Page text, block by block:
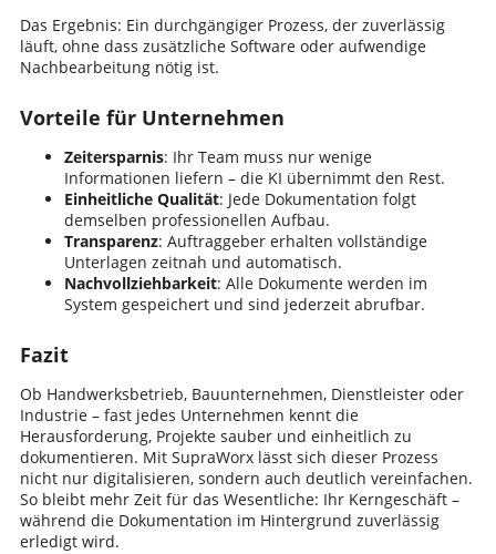
Das Ergebnis: Ein durchgängiger Prozess, der zuverlässig
läuft, ohne dass zusätzliche Software oder aufwendige
Nachbearbeitung nötig ist.
Vorteile für Unternehmen
Zeitersparnis: Ihr Team muss nur wenige
Informationen liefern – die KI übernimmt den Rest.
Einheitliche Qualität: Jede Dokumentation folgt
demselben professionellen Aufbau.
Transparenz: Auftraggeber erhalten vollständige
Unterlagen zeitnah und automatisch.
Nachvollziehbarkeit: Alle Dokumente werden im
System gespeichert und sind jederzeit abrufbar.
Fazit
Ob Handwerksbetrieb, Bauunternehmen, Dienstleister oder
Industrie – fast jedes Unternehmen kennt die
Herausforderung, Projekte sauber und einheitlich zu
dokumentieren. Mit SupraWorx lässt sich dieser Prozess
nicht nur digitalisieren, sondern auch deutlich vereinfachen.
So bleibt mehr Zeit für das Wesentliche: Ihr Kerngeschäft –
während die Dokumentation im Hintergrund zuverlässig
erledigt wird.